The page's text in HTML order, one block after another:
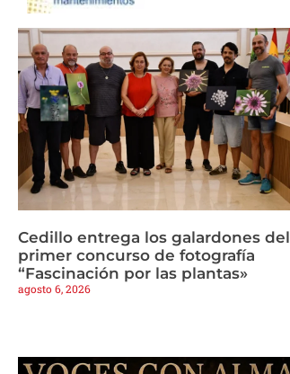
Cedillo entrega los galardones del
primer concurso de fotografía
“Fascinación por las plantas»
agosto 6, 2026